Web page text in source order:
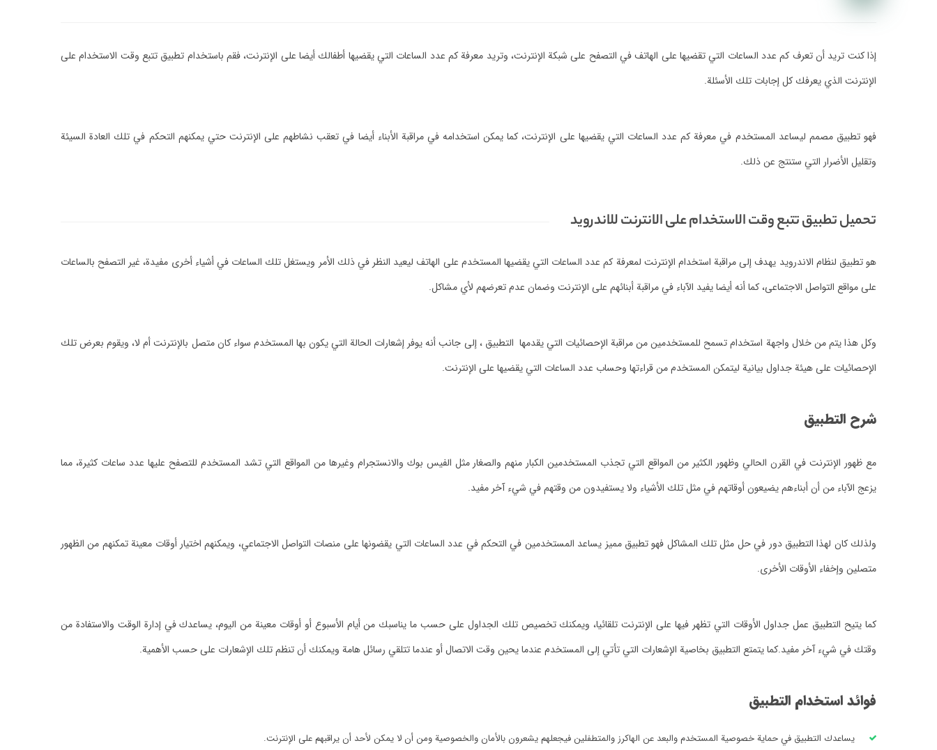
إذا كنت تريد أن تعرف كم عدد الساعات التي تقضيها على الهاتف في التصفح على شبكة الإنترنت، وتريد معرفة كم عدد الساعات التي يقضيها أطفالك أيضا على الإنترنت، فقم باستخدام تطبيق تتبع وقت الاستخدام على
الإنترنت الذي يعرفك كل إجابات تلك الأسئلة.
فهو تطبيق مصمم ليساعد المستخدم في معرفة كم عدد الساعات التي يقضيها على الإنترنت، كما يمكن استخدامه في مراقبة الأبناء أيضا في تعقب نشاطهم على الإنترنت حتي يمكنهم التحكم في تلك العادة السيئة
وتقليل الأضرار التي ستنتج عن ذلك.
تحميل تطبيق تتبع وقت الاستخدام على الانترنت للاندرويد
هو تطبيق لنظام الاندرويد يهدف إلى مراقبة استخدام الإنترنت لمعرفة كم عدد الساعات التي يقضيها المستخدم على الهاتف ليعيد النظر في ذلك الأمر ويستغل تلك الساعات في أشياء أخرى مفيدة، غير التصفح بالساعات
على مواقع التواصل الاجتماعى، كما أنه أيضا يفيد الآباء في مراقبة أبنائهم على الإنترنت وضمان عدم تعرضهم لأي مشاكل.
وكل هذا يتم من خلال واجهة استخدام تسمح للمستخدمين من مراقبة الإحصائيات التي يقدمها التطبيق ، إلى جانب أنه يوفر إشعارات الحالة التي يكون بها المستخدم سواء كان متصل بالإنترنت أم لا، ويقوم بعرض تلك
الإحصائيات على هيئة جداول بيانية ليتمكن المستخدم من قراءتها وحساب عدد الساعات التي يقضيها على الإنترنت.
شرح التطبيق
مع ظهور الإنترنت في القرن الحالي وظهور الكثير من المواقع التي تجذب المستخدمين الكبار منهم والصغار مثل الفيس بوك والانستجرام وغيرها من المواقع التي تشد المستخدم للتصفح عليها عدد ساعات كثيرة، مما
يزعج الآباء من أن أبناءهم يضيعون أوقاتهم في مثل تلك الأشياء ولا يستفيدون من وقتهم في شيء آخر مفيد.
ولذلك كان لهذا التطبيق دور في حل مثل تلك المشاكل فهو تطبيق مميز يساعد المستخدمين في التحكم في عدد الساعات التي يقضونها على منصات التواصل الاجتماعي، ويمكنهم اختيار أوقات معينة تمكنهم من الظهور
متصلين وإخفاء الأوقات الأخرى.
كما يتيح التطبيق عمل جداول الأوقات التي تظهر فيها على الإنترنت تلقائيا، ويمكنك تخصيص تلك الجداول على حسب ما يناسبك من أيام الأسبوع أو أوقات معينة من اليوم، يساعدك في إدارة الوقت والاستفادة من
وقتك في شيء آخر مفيد.كما يتمتع التطبيق بخاصية الإشعارات التي تأتي إلى المستخدم عندما يحين وقت الاتصال أو عندما تتلقي رسائل هامة ويمكنك أن تنظم تلك الإشعارات على حسب الأهمية.
فوائد استخدام التطبيق
يساعدك التطبيق في حماية خصوصية المستخدم والبعد عن الهاكرز والمتطفلين فيجعلهم يشعرون بالأمان والخصوصية ومن أن لا يمكن لأحد أن يراقبهم على الإنترنت.